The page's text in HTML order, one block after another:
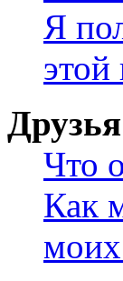
Я
Что
Как
моих